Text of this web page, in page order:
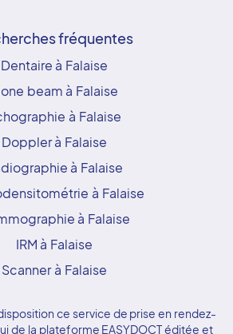
fréquentes
Dentaire à Falaise
beam à Falaise
à Falaise
Doppler à Falaise
à Falaise
à Falaise
à Falaise
IRM à Falaise
Scanner à Falaise
ce service de prise en rendez-
de la plateforme EASYDOCT éditée et